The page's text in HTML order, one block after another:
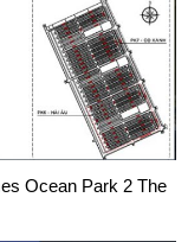
Ocean Park 2 The